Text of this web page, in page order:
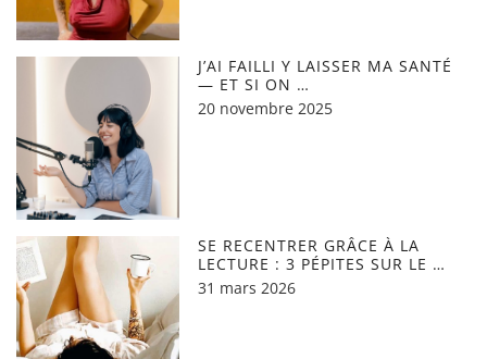
J’AI FAILLI Y LAISSER MA SANTÉ
— ET SI ON …
20 novembre 2025
SE RECENTRER GRÂCE À LA
LECTURE : 3 PÉPITES SUR LE …
31 mars 2026